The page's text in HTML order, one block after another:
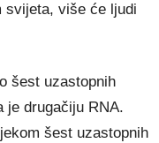
svijeta, više će ljudi
šest uzastopnih
je drugačiju RNA.
šest uzastopnih